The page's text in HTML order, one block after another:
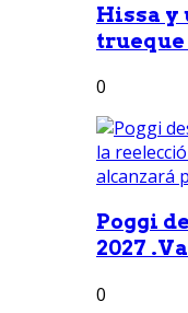
Hissa y
0
Poggi
2027
0